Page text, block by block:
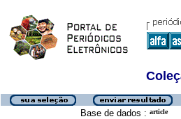
Base de dados : article